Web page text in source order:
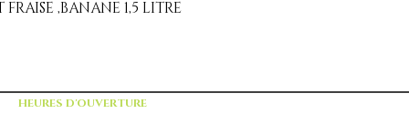
Aperçu rapide
FRAISE ,BANANE 1,5 LITRE
HEURES D'OUVERTURE